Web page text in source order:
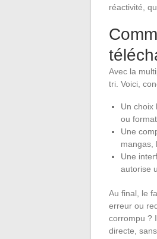
réactivité,
Avec la
tri. Voici,
Un choix
ou format.
Une
mangas,
Une
autorise
Au final, le
erreur ou
corrompu ?
directe,